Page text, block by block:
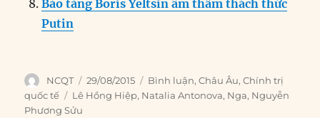
Bảo tàng Boris Yeltsin âm thầm thách thức
Putin
Author
NCQT
Posted
on
29/08/2015 Categories
Bình luận,Châu Âu,Chính trị
quốc tế
Tags
Lê Hồng Hiệp, Natalia Antonova, Nga, Nguyễn
Phương Sửu